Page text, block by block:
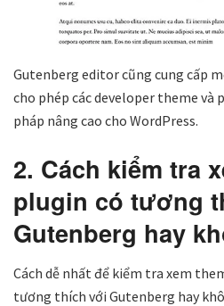
Gutenberg editor cũng cung cấp
cho phép các developer theme và
pháp nâng cao cho WordPress.
2. Cách kiểm tra
plugin có tương
Gutenberg hay
Cách dễ nhất để kiểm tra xem
tương thích với Gutenberg hay